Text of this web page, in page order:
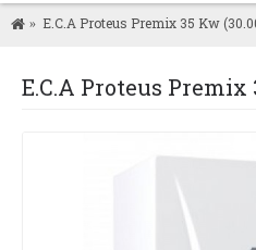
E.C.A Proteus Premix 35 Kw